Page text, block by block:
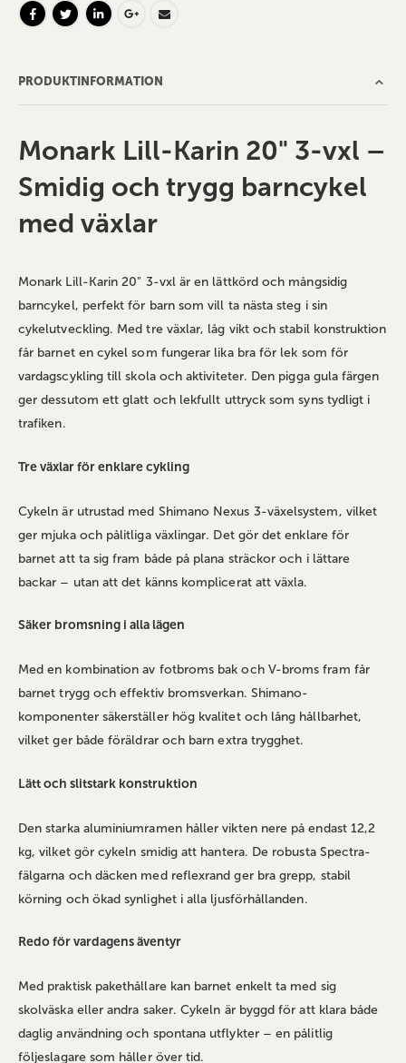
PRODUKTINFORMATION
Monark Lill-Karin 20" 3-vxl –
Smidig och trygg barncykel
med växlar
Monark Lill-Karin 20" 3-vxl är en lättkörd och mångsidig
barncykel, perfekt för barn som vill ta nästa steg i sin
cykelutveckling. Med tre växlar, låg vikt och stabil konstruktion
får barnet en cykel som fungerar lika bra för lek som för
vardagscykling till skola och aktiviteter. Den pigga gula färgen
ger dessutom ett glatt och lekfullt uttryck som syns tydligt i
trafiken.
Tre växlar för enklare cykling
Cykeln är utrustad med Shimano Nexus 3-växelsystem, vilket
ger mjuka och pålitliga växlingar. Det gör det enklare för
barnet att ta sig fram både på plana sträckor och i lättare
backar – utan att det känns komplicerat att växla.
Säker bromsning i alla lägen
Med en kombination av fotbroms bak och V-broms fram får
barnet trygg och effektiv bromsverkan. Shimano-
komponenter säkerställer hög kvalitet och lång hållbarhet,
vilket ger både föräldrar och barn extra trygghet.
Lätt och slitstark konstruktion
Den starka aluminiumramen håller vikten nere på endast 12,2
kg, vilket gör cykeln smidig att hantera. De robusta Spectra-
fälgarna och däcken med reflexrand ger bra grepp, stabil
körning och ökad synlighet i alla ljusförhållanden.
Redo för vardagens äventyr
Med praktisk pakethållare kan barnet enkelt ta med sig
skolväska eller andra saker. Cykeln är byggd för att klara både
daglig användning och spontana utflykter – en pålitlig
följeslagare som håller över tid.